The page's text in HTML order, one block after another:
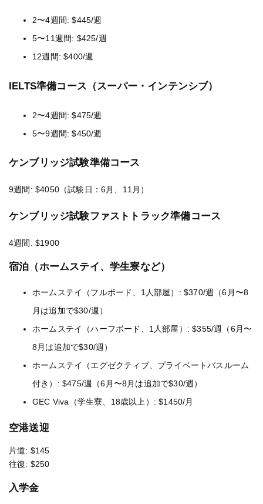
2〜4週間: $445/週
5〜11週間: $425/週
12週間: $400/週
IELTS準備コース（スーパー・インテンシブ）
2〜4週間: $475/週
5〜9週間: $450/週
ケンブリッジ試験準備コース
9週間: $4050（試験日：6月、11月）
ケンブリッジ試験ファストトラック準備コース
4週間: $1900
宿泊（ホームステイ、学生寮など）
ホームステイ（フルボード、1人部屋）: $370/週（6月〜8
月は追加で$30/週）
ホームステイ（ハーフボード、1人部屋）: $355/週（6月〜
8月は追加で$30/週）
ホームステイ（エグゼクティブ、プライベートバスルーム
付き）: $475/週（6月〜8月は追加で$30/週）
GEC Viva（学生寮、18歳以上）: $1450/月
空港送迎
片道: $145
往復: $250
入学金